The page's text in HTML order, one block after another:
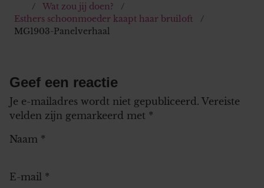
Wat zou jij doen?
Esthers schoonmoeder kaapt haar bruiloft
MG1903-Panelverhaal
Geef een reactie
Je e-mailadres wordt niet gepubliceerd. Vereiste
velden zijn gemarkeerd met *
Naam *
E-mail *